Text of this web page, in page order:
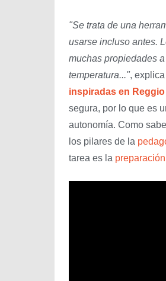
"Se trata de una
usarse incluso antes.
muchas propiedades
temperatura...", explica
inspiradas en
segura, por lo que es
autonomía. Como
los pilares de la
tarea es la